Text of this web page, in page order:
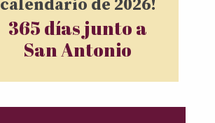
calendario de 2026!
365 días junto a
San Antonio